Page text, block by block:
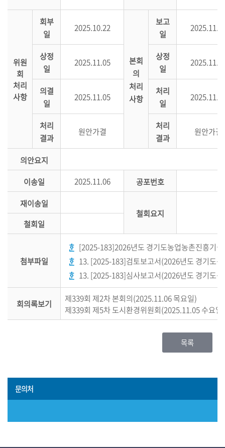
리
결
과
정
위
회
회
록
위원
회
처리
사항
회부
일
2025.10.22
본회
의
처리
사항
보고
일
상정
일
2025.11.05
상정
일
의결
일
2025.11.05
처리
일
처리
결과
원안가결
처리
결과
원안가결
의안요지
이송일
2025.11.06
공포번호
재이송일
철회요지
철회일
첨부파일
[2025-183]2026년도 경기도농업농촌진흥기
13. [2025-183]검토보고서(2026년도 경기도
13. [2025-183]심사보고서(2026년도 경기도
회의록보기
제339회 제2차 본회의(2025.11.06 목요일)
제339회 제5차 도시환경위원회(2025.11.05 수요일)
목록
문의처